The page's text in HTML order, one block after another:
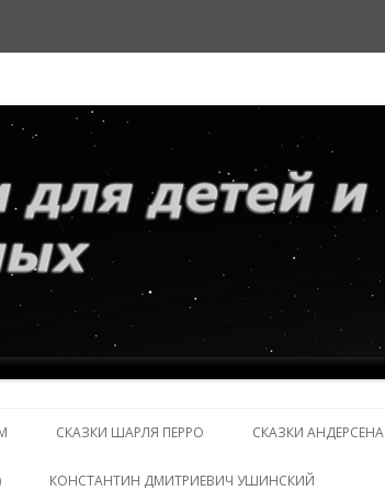
взрослых
содержимому
СКАЗКИ ШАРЛЯ ПЕРРО СКАЗКИ АНДЕРСЕНА
КОНСТАНТИН ДМИТРИЕВИЧ УШИНСКИЙ